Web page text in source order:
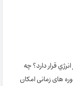
قرار دارد؟‌ چه
های زمانی امکان